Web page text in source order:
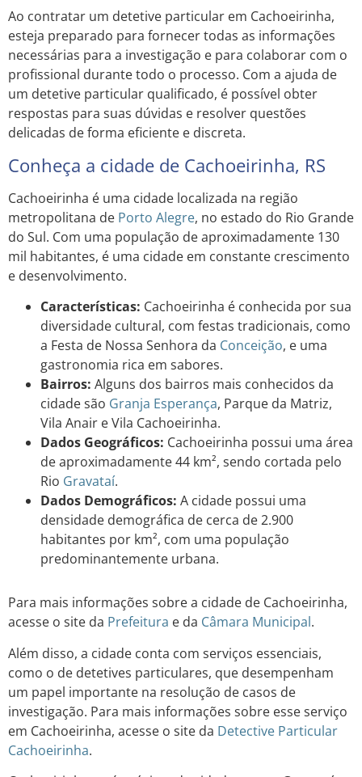
Ao contratar um detetive particular em Cachoeirinha,
esteja preparado para fornecer todas as informações
necessárias para a investigação e para colaborar com o
profissional durante todo o processo. Com a ajuda de
um detetive particular qualificado, é possível obter
respostas para suas dúvidas e resolver questões
delicadas de forma eficiente e discreta.
Conheça a cidade de Cachoeirinha, RS
Cachoeirinha é uma cidade localizada na região
metropolitana de Porto Alegre, no estado do Rio Grande
do Sul. Com uma população de aproximadamente 130
mil habitantes, é uma cidade em constante crescimento
e desenvolvimento.
Características: Cachoeirinha é conhecida por sua
diversidade cultural, com festas tradicionais, como
a Festa de Nossa Senhora da Conceição, e uma
gastronomia rica em sabores.
Bairros: Alguns dos bairros mais conhecidos da
cidade são Granja Esperança, Parque da Matriz,
Vila Anair e Vila Cachoeirinha.
Dados Geográficos: Cachoeirinha possui uma área
de aproximadamente 44 km², sendo cortada pelo
Rio Gravataí.
Dados Demográficos: A cidade possui uma
densidade demográfica de cerca de 2.900
habitantes por km², com uma população
predominantemente urbana.
Para mais informações sobre a cidade de Cachoeirinha,
acesse o site da Prefeitura e da Câmara Municipal.
Além disso, a cidade conta com serviços essenciais,
como o de detetives particulares, que desempenham
um papel importante na resolução de casos de
investigação. Para mais informações sobre esse serviço
em Cachoeirinha, acesse o site da Detective Particular
Cachoeirinha.